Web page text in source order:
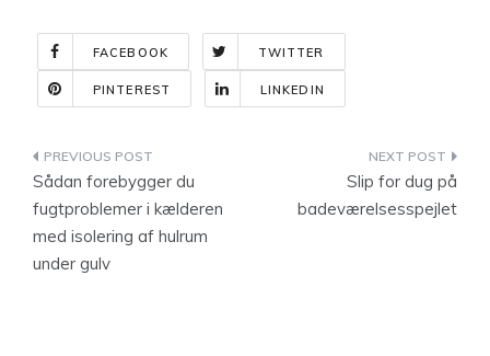
FACEBOOK TWITTER
PINTEREST LINKEDIN
Indlægsnavigation
Sådan forebygger du
fugtproblemer i kælderen
med isolering af hulrum
under gulv
Slip for dug på
badeværelsesspejlet